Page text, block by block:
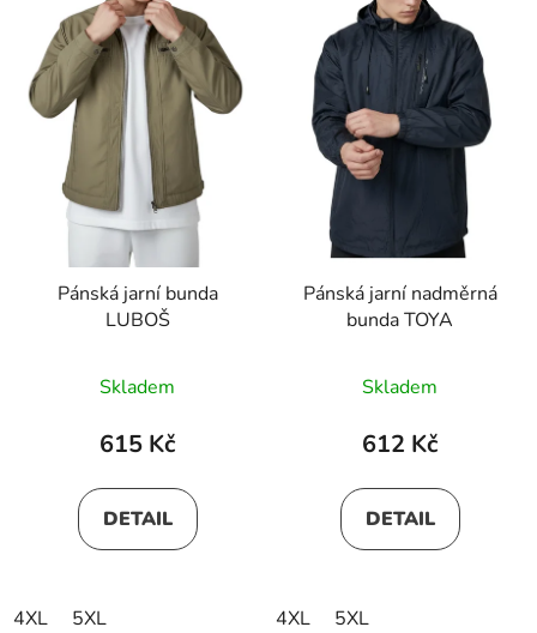
Pánská jarní bunda
LUBOŠ
Skladem
615 Kč
DETAIL
4XL 5XL
Pánská jarní nadměrná
bunda TOYA
Skladem
612 Kč
DETAIL
4XL 5XL